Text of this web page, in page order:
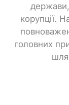
корупції.
головних